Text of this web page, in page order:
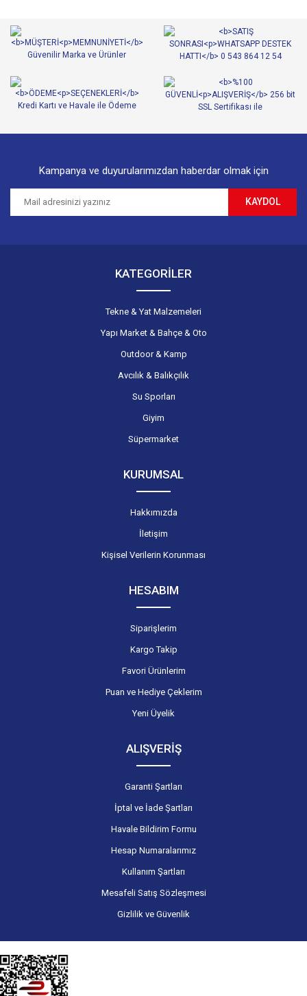
Kampanya ve duyurularımızdan haberdar olmak için
KAYDOL
KATEGORİLER
Tekne & Yat Malzemeleri
Yapı Market & Bahçe & Oto
Outdoor & Kamp
Avcılık & Balıkçılık
Su Sporları
Giyim
Süpermarket
KURUMSAL
Hakkımızda
İletişim
Kişisel Verilerin Korunması
HESABIM
Siparişlerim
Kargo Takip
Favori Ürünlerim
Puan ve Hediye Çeklerim
Yeni Üyelik
ALIŞVERİŞ
Garanti Şartları
İptal ve İade Şartları
Havale Bildirim Formu
Hesap Numaralarımız
Kullanım Şartları
Mesafeli Satış Sözleşmesi
Gizlilik ve Güvenlik